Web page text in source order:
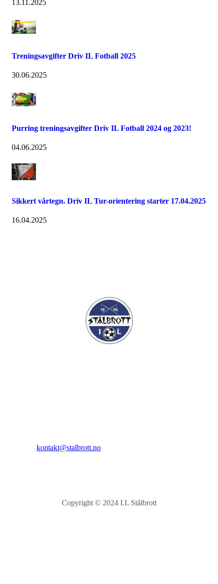
13.11.2025
Treningsavgifter Driv IL Fotball 2025
30.06.2025
Purring treningsavgifter Driv IL Fotball 2024 og 2023!
04.06.2025
Sikkert vårtegn. Driv IL Tur-orientering starter 17.04.2025
16.04.2025
kontakt@stalbrott.no
Copyright © 2024 I.L Stålbrott